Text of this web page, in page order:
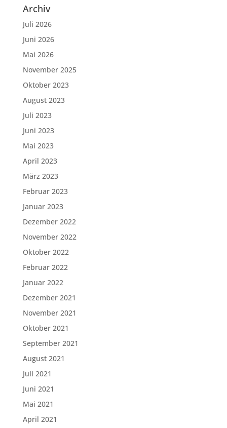
Archiv
Juli 2026
Juni 2026
Mai 2026
November 2025
Oktober 2023
August 2023
Juli 2023
Juni 2023
Mai 2023
April 2023
März 2023
Februar 2023
Januar 2023
Dezember 2022
November 2022
Oktober 2022
Februar 2022
Januar 2022
Dezember 2021
November 2021
Oktober 2021
September 2021
August 2021
Juli 2021
Juni 2021
Mai 2021
April 2021